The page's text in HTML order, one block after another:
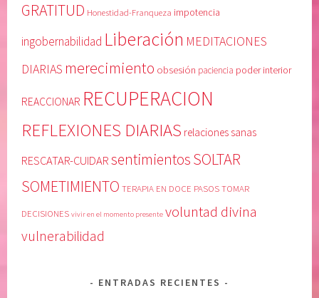
GRATITUD Honestidad-Franqueza impotencia
ingobernabilidad Liberación MEDITACIONES
DIARIAS merecimiento obsesión paciencia poder interior
REACCIONAR RECUPERACION
REFLEXIONES DIARIAS relaciones sanas
RESCATAR-CUIDAR sentimientosSOLTAR
SOMETIMIENTO TERAPIA EN DOCE PASOSTOMAR
DECISIONES vivir en el momento presente voluntad divina
vulnerabilidad
ENTRADAS RECIENTES